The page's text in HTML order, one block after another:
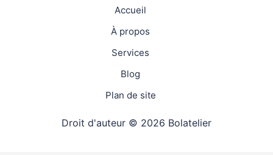
Accueil
À propos
Services
Blog
Plan de site
Droit d'auteur © 2026 Bolatelier